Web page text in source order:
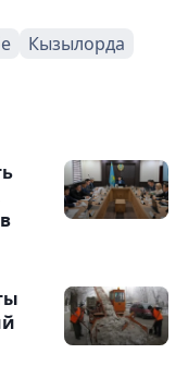
Кызылорда